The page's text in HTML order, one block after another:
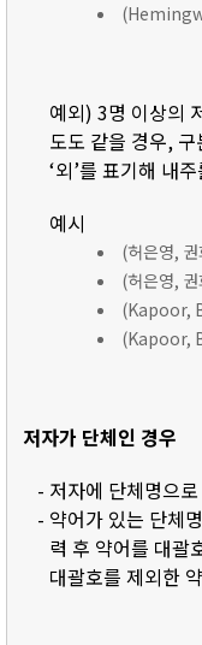
예외) 3명 이상의
도도 같을 경우,
‘외’를 표기해 내
예시
(허은영,
(허은영,
(Kapoor,
(Kapoor,
저자가 단체인 경우
- 저자에 단체명으
- 약어가 있는 단체
력 후 약어를 대괄
대괄호를 제외한